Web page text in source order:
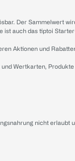
Der Sammelwert
ist auch das tiptoi
Aktionen und
und Wertkarten,
nicht erlaubt